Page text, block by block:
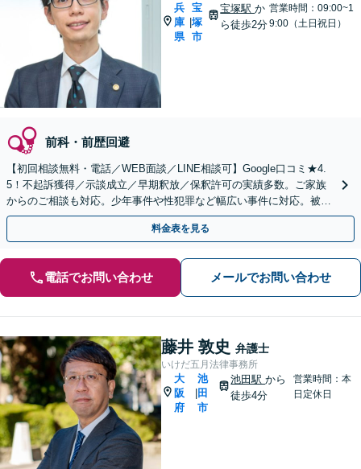
兵
庫
県
|
宝
塚
市
宝塚駅か
ら徒歩2分
営業時間：09:00~1
9:00（土日祝日）
前科・前歴回避
【初回相談無料・電話／WEB面談／LINE相談可】Google口コミ★4.
5！不起訴獲得／示談成立／早期釈放／保釈許可の実績多数。ご家族
からのご相談も対応。少年事件や性犯罪など幅広い事件に対応。被害
者側のご相談も対応【夜間休日対応可】
料金表を見る
電話でお問い合わせ メールでお問い合わせ
藤井 敦史 弁護士
いけだ五月法律事務所
大
阪
府
池
田
市
池田駅から
徒歩4分
営業時間：本
日定休日